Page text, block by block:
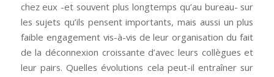
chez eux -et souvent plus longtemps qu’au bureau- sur
les sujets qu’ils pensent importants, mais aussi un plus
faible engagement vis-à-vis de leur organisation du fait
de la déconnexion croissante d’avec leurs collègues et
leur pairs. Quelles évolutions cela peut-il entraîner sur